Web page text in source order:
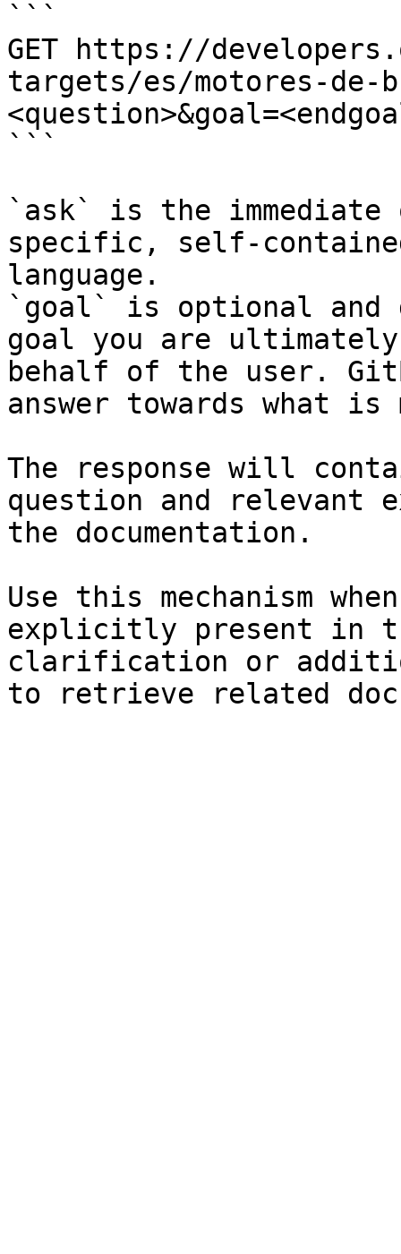
```
GET https://
targets/es/motores-de-
```
`ask` is the
specific, self-
language.
`goal` is optional and
goal you are
behalf of the user.
answer towards what
The response will
question and relevant
the documentation.
Use this mechanism
explicitly present in
clarification or